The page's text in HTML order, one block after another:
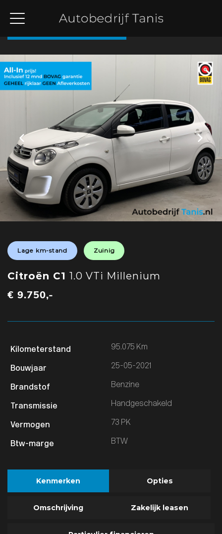
Lage km-stand Zuinig
Citroën C1 1.0 VTi Millenium
€ 9.750,-
95.075 Km
25-05-2021
Benzine
Handgeschakeld
73 PK
BTW
Kenmerken Opties
Omschrijving Zakelijk leasen